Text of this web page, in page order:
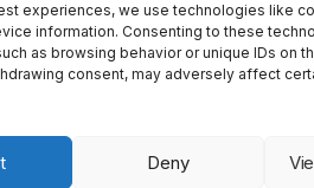
experiences, we use technologies like
information. Consenting to these
as browsing behavior or unique IDs on
consent, may adversely affect
Deny